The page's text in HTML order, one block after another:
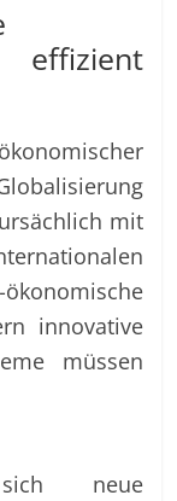
mit
innovative
müssen
neue